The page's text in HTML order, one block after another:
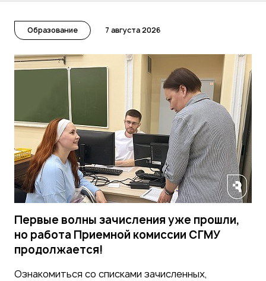
Образование 7 августа 2026
Первые волны зачисления уже прошли,
но работа Приемной комиссии СГМУ
продолжается!
Ознакомиться со списками зачисленных,